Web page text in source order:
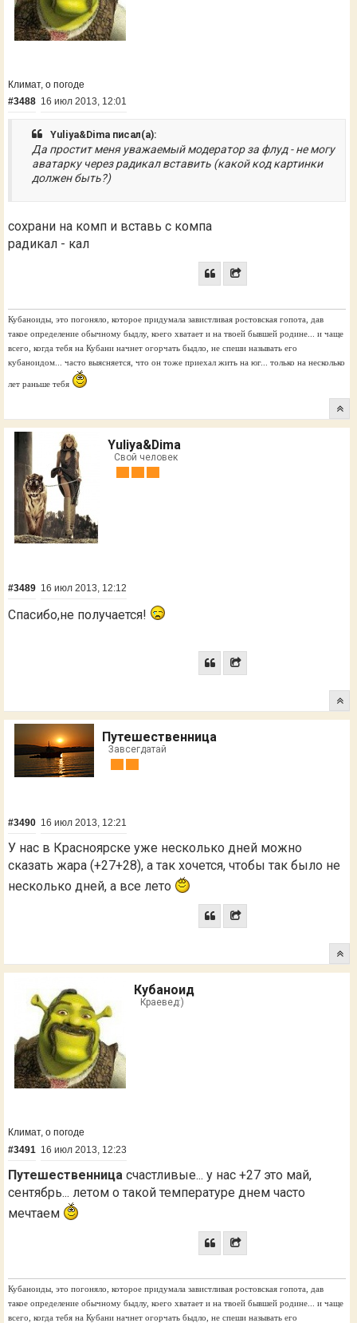
Климат, о погоде
#3488 16 июл 2013, 12:01
Yuliya&Dima писал(а):
Да простит меня уважаемый модератор за флуд - не могу
аватарку через радикал вставить (какой код картинки
должен быть?)
сохрани на комп и вставь с компа
радикал - кал
Кубаноиды, это погоняло, которое придумала завистливая ростовская гопота, дав
такое определение обычному быдлу, коего хватает и на твоей бывшей родине... и чаще
всего, когда тебя на Кубани начнет огорчать быдло, не спеши называть его
кубаноидом... часто выясняется, что он тоже приехал жить на юг... только на несколько
лет раньше тебя
Yuliya&Dima
Свой человек
#3489 16 июл 2013, 12:12
Спасибо,не получается!
Путешественница
Завсегдатай
#3490 16 июл 2013, 12:21
У нас в Красноярске уже несколько дней можно
сказать жара (+27+28), а так хочется, чтобы так было не
несколько дней, а все лето
Кубаноид
Краевед:)
Климат, о погоде
#3491 16 июл 2013, 12:23
Путешественница счастливые... у нас +27 это май,
сентябрь... летом о такой температуре днем часто
мечтаем
Кубаноиды, это погоняло, которое придумала завистливая ростовская гопота, дав
такое определение обычному быдлу, коего хватает и на твоей бывшей родине... и чаще
всего, когда тебя на Кубани начнет огорчать быдло, не спеши называть его